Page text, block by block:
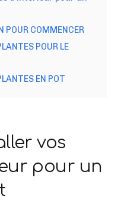
POUR COMMENCER
POUR LE
EN POT
vos
pour un